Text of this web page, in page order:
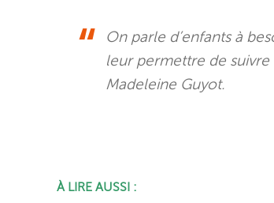
On parle d’enfants à
leur permettre de
Madeleine Guyot.
À LIRE AUSSI :